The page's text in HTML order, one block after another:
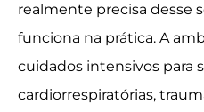
realmente precisa desse
funciona na prática. A
cuidados intensivos para
cardiorrespiratórias,